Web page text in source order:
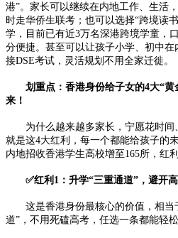
港”。家长可以继续在内地工作、生活
时走华侨生联考；也可以选择“跨境
学，目前已有近3万名深港跨境学童，
分便捷。甚至可以让孩子小学、初中
接DSE考试，灵活规划不用全家迁徙。
划重点：香港身份给子女的4大“黄
来！
为什么越来越多家长，宁愿花时间
就是这4大红利，每一个都能给孩子的
内地招收香港学生高校增至165所，红
✅红利1：升学“三重通道”，避开高
这是香港身份最核心的价值，相当
道”，不用死磕高考，任选一条都能轻松